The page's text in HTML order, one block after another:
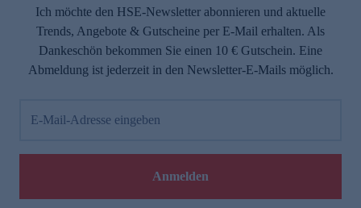
Ich möchte den HSE-Newsletter abonnieren und aktuelle
Trends, Angebote & Gutscheine per E-Mail erhalten. Als
Dankeschön bekommen Sie einen 10 € Gutschein. Eine
Abmeldung ist jederzeit in den Newsletter-E-Mails möglich.
E-Mail-Adresse eingeben
Anmelden